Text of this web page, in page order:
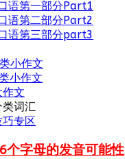
语第一部分Part1
语第二部分Part2
语第三部分part3
小作文
小作文
作文
词汇
专区
个字母的发音可能性